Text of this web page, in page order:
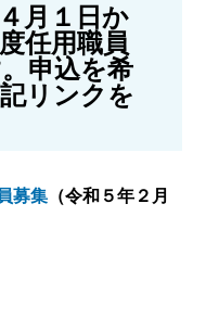
月１日か
任用職員
申込を希
リンクを
募集 （令和５年２月